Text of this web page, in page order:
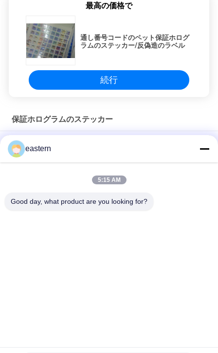
最高の価格で
通し番号コードのペット保証ホログ
ラムのステッカー/反偽造のラベル
続行
保証ホログラムのステッカー
シルバーシール ホログラムラベル 10ml 瓶または箱
ペットシール 製品認証の強化のためのカスタムホログラムラベ
eastern
5:15 AM
Good day, what product are you looking for?